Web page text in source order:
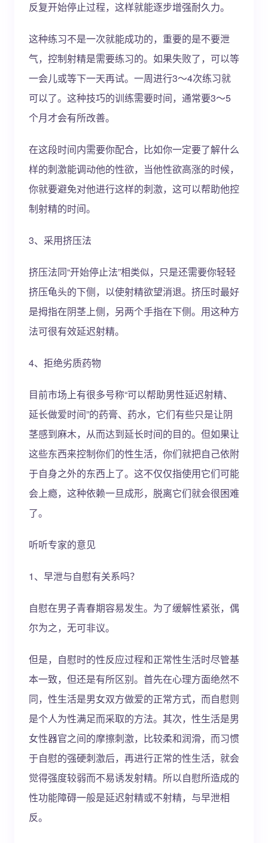
反复开始停止过程，这样就能逐步增强耐久力。
这种练习不是一次就能成功的，重要的是不要泄
气，控制射精是需要练习的。如果失败了，可以等
一会儿或等下一天再试。一周进行3～4次练习就
可以了。这种技巧的训练需要时间，通常要3～5
个月才会有所改善。
在这段时间内需要你配合，比如你一定要了解什么
样的刺激能调动他的性欲，当他性欲高涨的时候，
你就要避免对他进行这样的刺激，这可以帮助他控
制射精的时间。
3、采用挤压法
挤压法同“开始停止法”相类似，只是还需要你轻轻
挤压龟头的下侧，以使射精欲望消退。挤压时最好
是拇指在阴茎上侧，另两个手指在下侧。用这种方
法可很有效延迟射精。
4、拒绝劣质药物
目前市场上有很多号称“可以帮助男性延迟射精、
延长做爱时间”的药膏、药水，它们有些只是让阴
茎感到麻木，从而达到延长时间的目的。但如果让
这些东西来控制你们的性生活，你们就把自己依附
于自身之外的东西上了。这不仅仅指使用它们可能
会上瘾，这种依赖一旦成形，脱离它们就会很困难
了。
听听专家的意见
1、早泄与自慰有关系吗？
自慰在男子青春期容易发生。为了缓解性紧张，偶
尔为之，无可非议。
但是，自慰时的性反应过程和正常性生活时尽管基
本一致，但还是有所区别。首先在心理方面绝然不
同，性生活是男女双方做爱的正常方式，而自慰则
是个人为性满足而采取的方法。其次，性生活是男
女性器官之间的摩擦刺激，比较柔和润滑，而习惯
于自慰的强硬刺激后，再进行正常的性生活，就会
觉得强度较弱而不易诱发射精。所以自慰所造成的
性功能障碍一般是延迟射精或不射精，与早泄相
反。